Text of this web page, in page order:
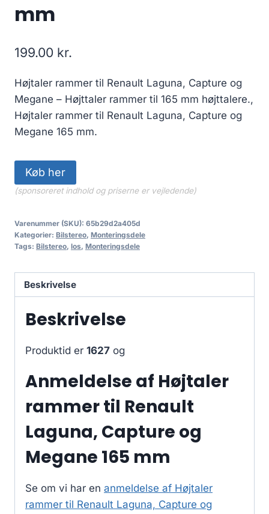
mm
199.00 kr.
Højtaler rammer til Renault Laguna, Capture og
Megane – Højttaler rammer til 165 mm højttalere.,
Højtaler rammer til Renault Laguna, Capture og
Megane 165 mm.
Køb her
(sponsoreret indhold og priserne er vejledende)
Varenummer (SKU): 65b29d2a405d
Kategorier: Bilstereo, Monteringsdele
Tags: Bilstereo, los, Monteringsdele
Beskrivelse
Beskrivelse
Produktid er 1627 og
Anmeldelse af Højtaler
rammer til Renault
Laguna, Capture og
Megane 165 mm
Se om vi har en anmeldelse af Højtaler
rammer til Renault Laguna, Capture og